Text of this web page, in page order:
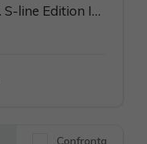
AUDI Q8 3.0 TDI Hybrid Aut. S-line Edition IVATA (TETTO PANORAMICO APRIBILE)
Confronta